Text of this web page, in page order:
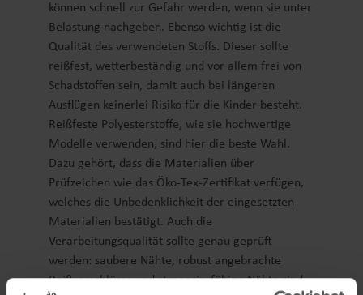
können schnell zur Gefahr werden, wenn sie unter
Belastung nachgeben. Ebenso wichtig ist die
Qualität des verwendeten Stoffs. Dieser sollte
reißfest, wetterbeständig und vor allem frei von
Schadstoffen sein, damit auch bei längeren
Ausflügen keinerlei Risiko für die Kinder besteht.
Reißfeste Polyesterstoffe, wie sie hochwertige
Modelle verwenden, sind hier die beste Wahl.
Dazu gehört, dass die Materialien über
Prüfzeichen wie das Öko-Tex-Zertifikat verfügen,
welches die Unbedenklichkeit der eingesetzten
Materialien bestätigt. Auch die
Verarbeitungsqualität sollte genau geprüft
werden: saubere Nähte, robust angebrachte
Reißverschlüsse und strapazierfähige Nähte sind